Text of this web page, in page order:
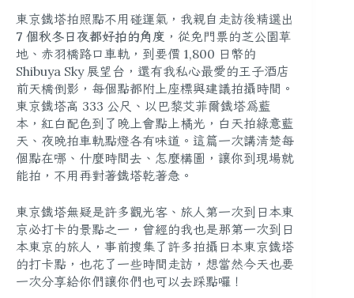
東京鐵塔拍照點不用碰運氣，我親自走訪後精選出
7 個秋冬日夜都好拍的角度 ，從免門票的芝公園草
地、赤羽橋路口車軌，到要價 1,800 日幣的
Shibuya Sky 展望台，還有我私心最愛的王子酒店
前天橋倒影，每個點都附上座標與建議拍攝時間。
東京鐵塔高 333 公尺、以巴黎艾菲爾鐵塔為藍
本，紅白配色到了晚上會點上橘光，白天拍綠意藍
天、夜晚拍車軌點燈各有味道。這篇一次講清楚每
個點在哪、什麼時間去、怎麼構圖，讓你到現場就
能拍，不用再對著鐵塔乾著急。
東京鐵塔無疑是許多觀光客、旅人第一次到日本東
京必打卡的景點之一，曾經的我也是那第一次到日
本東京的旅人，事前搜集了許多拍攝日本東京鐵塔
的打卡點，也花了一些時間走訪，想當然今天也要
一次分享給你們讓你們也可以去踩點囉！